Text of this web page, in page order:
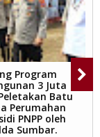
Program
3 Juta
Batu
Perumahan
PNPP oleh
Sumbar.